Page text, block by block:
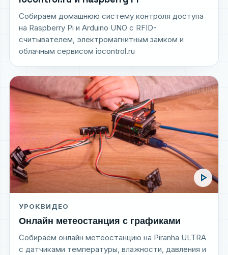
Собираем домашнюю систему контроля доступа
на Raspberry Pi и Arduino UNO с RFID-
считывателем, электромагнитным замком и
облачным сервисом iocontrol.ru
play_arrow
УРОКВИДЕО
Онлайн метеостанция с графиками
Собираем онлайн метеостанцию на Piranha ULTRA
с датчиками температуры, влажности, давления и